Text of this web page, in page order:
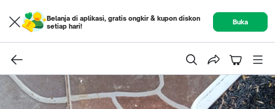
Belanja di aplikasi, gratis ongkir & kupon diskon
setiap hari!
Buka